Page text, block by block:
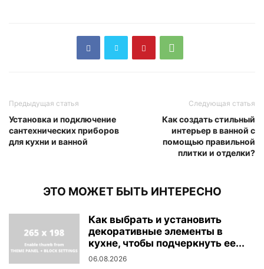
Предыдущая статья
Установка и подключение
сантехнических приборов
для кухни и ванной
Следующая статья
Как создать стильный
интерьер в ванной с
помощью правильной
плитки и отделки?
ЭТО МОЖЕТ БЫТЬ ИНТЕРЕСНО
Как выбрать и установить
декоративные элементы в
кухне, чтобы подчеркнуть ее...
06.08.2026